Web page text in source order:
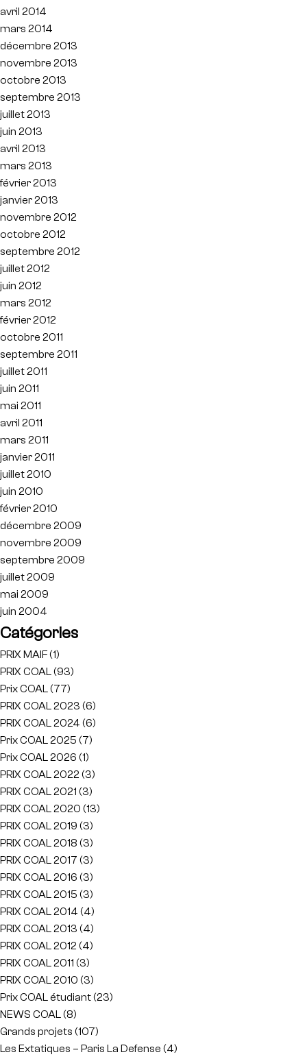
avril 2014
mars 2014
décembre 2013
novembre 2013
octobre 2013
septembre 2013
juillet 2013
juin 2013
avril 2013
mars 2013
février 2013
janvier 2013
novembre 2012
octobre 2012
septembre 2012
juillet 2012
juin 2012
mars 2012
février 2012
octobre 2011
septembre 2011
juillet 2011
juin 2011
mai 2011
avril 2011
mars 2011
janvier 2011
juillet 2010
juin 2010
février 2010
décembre 2009
novembre 2009
septembre 2009
juillet 2009
mai 2009
juin 2004
Catégories
PRIX MAIF(1)
PRIX COAL(93)
Prix COAL(77)
PRIX COAL 2023 (6)
PRIX COAL 2024 (6)
Prix COAL 2025 (7)
Prix COAL 2026 (1)
PRIX COAL 2022 (3)
PRIX COAL 2021 (3)
PRIX COAL 2020 (13)
PRIX COAL 2019 (3)
PRIX COAL 2018 (3)
PRIX COAL 2017 (3)
PRIX COAL 2016 (3)
PRIX COAL 2015 (3)
PRIX COAL 2014 (4)
PRIX COAL 2013 (4)
PRIX COAL 2012 (4)
PRIX COAL 2011 (3)
PRIX COAL 2010 (3)
Prix COAL étudiant(23)
NEWS COAL(8)
Grands projets (107)
Les Extatiques – Paris La Defense (4)